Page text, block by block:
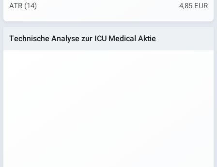
ATR (14)
4,85 EUR
Technische Analyse zur ICU Medical Aktie